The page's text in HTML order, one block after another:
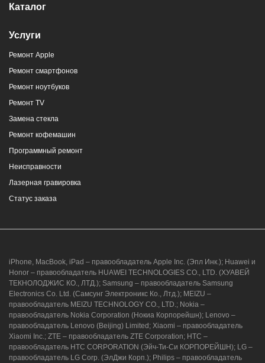
Каталог
Услуги
Ремонт Apple
Ремонт смартфонов
Ремонт ноутбуков
Ремонт TV
Замена стекла
Ремонт кофемашин
Программный ремонт
Неисправности
Лазерная гравировка
Статус заказа
iPhone, MacBook, iPad – правообладатель Apple Inc. (Эпл Инк.); Huawei и
Honor – правообладатель HUAWEI TECHNOLOGIES CO., LTD. (ХУАВЕЙ
ТЕКНОЛОДЖИС КО., ЛТД.); Samsung – правообладатель Samsung
Electronics Co. Ltd. (Самсунг Электроникс Ко., Лтд.); MEIZU –
правообладатель MEIZU TECHNOLOGY CO., LTD.; Nokia –
правообладатель Nokia Corporation (Нокиа Корпорейшн); Lenovo –
правообладатель Lenovo (Beijing) Limited; Xiaomi – правообладатель
Xiaomi Inc.; ZTE – правообладатель ZTE Corporation; HTC –
правообладатель HTC CORPORATION (Эйч-Ти-Си КОРПОРЕЙШН); LG –
правообладатель LG Corp. (ЭлДжи Корп.); Philips – правообладатель